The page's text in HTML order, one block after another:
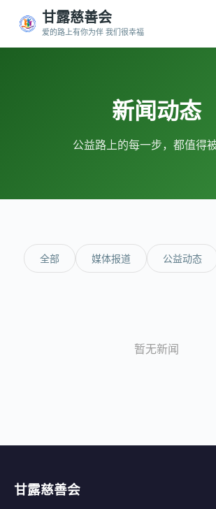
甘露慈善会
爱的路上有你为伴 我们很幸福
新闻动态
公益路上的每一步，都值得
全部 媒体报道 公益动态
暂无新闻
甘露慈善会